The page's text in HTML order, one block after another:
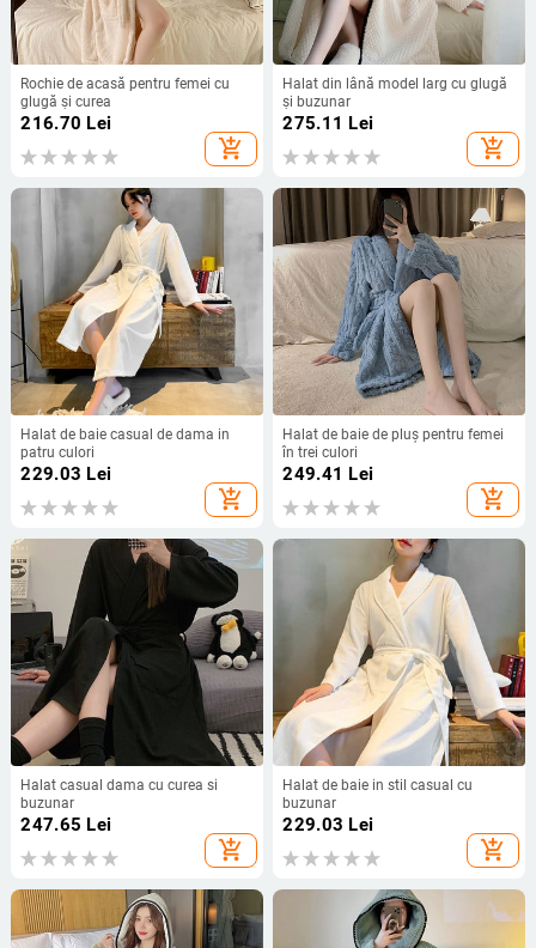
Rochie de acasă pentru femei cu
glugă și curea
216.70 Lei
add_shopping_cart
Halat din lână model larg cu glugă
și buzunar
275.11 Lei
add_shopping_cart
Halat de baie casual de dama in
patru culori
229.03 Lei
add_shopping_cart
Halat de baie de pluș pentru femei
în trei culori
249.41 Lei
add_shopping_cart
Halat casual dama cu curea si
buzunar
247.65 Lei
add_shopping_cart
Halat de baie in stil casual cu
buzunar
229.03 Lei
add_shopping_cart